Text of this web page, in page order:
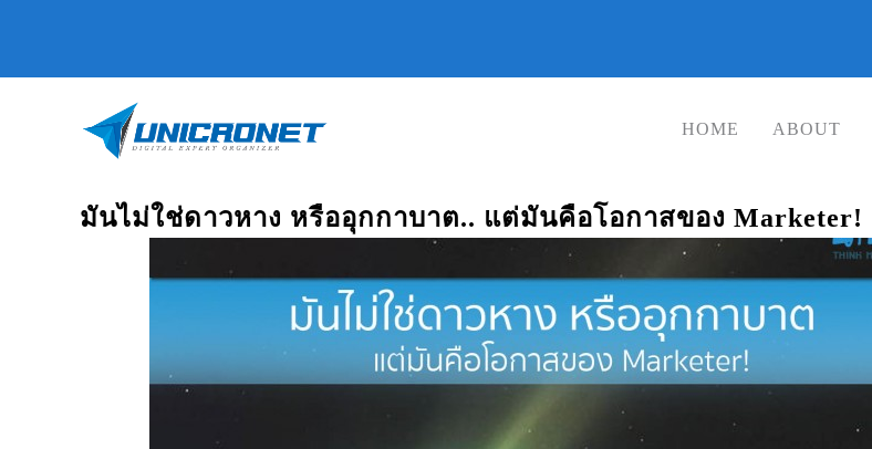
HOME ABOUT
มันไม่ใช่ดาวหาง หรืออุกกาบาต.. แต่มันคือโอกาสของ Marketer!